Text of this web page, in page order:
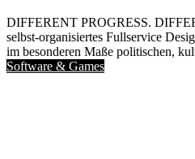
DIFFERENT PROGRESS.
selbst-organisiertes Fullservice
im besonderen Maße politischen,
Software & Games